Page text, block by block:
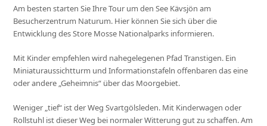
Am besten starten Sie Ihre Tour um den See Kävsjön am
Besucherzentrum Naturum. Hier können Sie sich über die
Entwicklung des Store Mosse Nationalparks informieren.
Mit Kinder empfehlen wird nahegelegenen Pfad Transtigen. Ein
Miniaturaussichtturm und Informationstafeln offenbaren das eine
oder andere „Geheimnis“ über das Moorgebiet.
Weniger „tief“ ist der Weg Svartgölsleden. Mit Kinderwagen oder
Rollstuhl ist dieser Weg bei normaler Witterung gut zu schaffen. Am